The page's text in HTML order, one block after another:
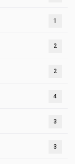
1
2
2
4
3
3